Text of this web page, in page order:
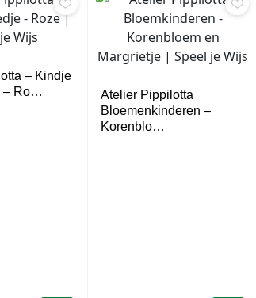
– Kindje
– Ro…
Atelier Pippilotta
Bloemenkinderen –
Korenblo…